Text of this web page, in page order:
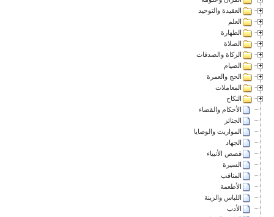
العقيدة والتوحيد
العلم
الطهارة
الصلاة
الزكاة والصدقات
الصيام
الحج والعمرة
المعاملات
النكاح
الأحكام والقضاء
الجنائز
المواريث والوصايا
الجهاد
قصص الأنبياء
السيرة
المناقب
الأطعمة
اللباس والزينة
الأدب